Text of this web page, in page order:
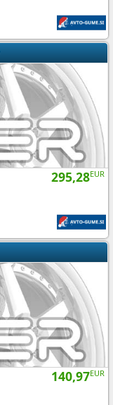
295,28EUR
140,97EUR